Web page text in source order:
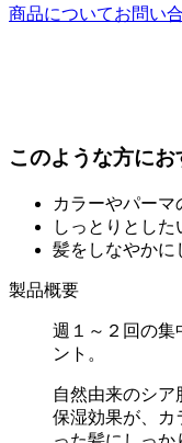
商品についてお問い
このような方にお
カラーやパー
しっとりとした
髪をしなやかに
製品概要
週１～２回の集
ント。
自然由来のシ
保湿効果が、カ